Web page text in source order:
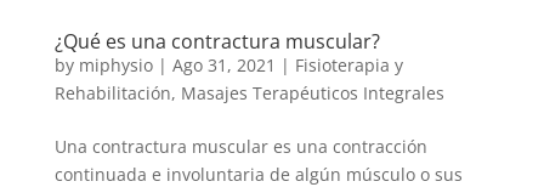
¿Qué es una contractura muscular?
by miphysio| Ago 31, 2021 | Fisioterapia y
Rehabilitación, Masajes Terapéuticos Integrales
Una contractura muscular es una contracción
continuada e involuntaria de algún músculo o sus